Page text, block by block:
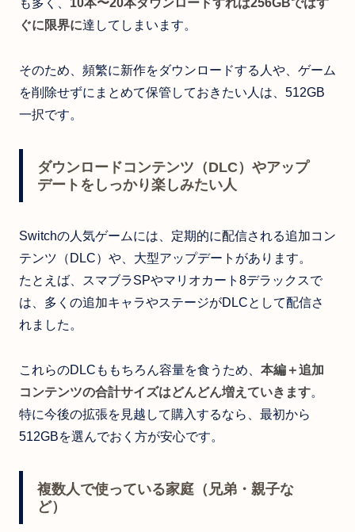
も多く、 10本〜20本ダウンロードすれば256GBではす
ぐに限界に達してしまいます。
そのため、頻繁に新作をダウンロードする人や、ゲーム
を削除せずにまとめて保管しておきたい人は、512GB
一択です。
ダウンロードコンテンツ（DLC）やアップ
デートをしっかり楽しみたい人
Switchの人気ゲームには、定期的に配信される追加コン
テンツ（DLC）や、大型アップデートがあります。
たとえば、スマブラSPやマリオカート8デラックスで
は、多くの追加キャラやステージがDLCとして配信さ
れました。
これらのDLCももちろん容量を食うため、 本編＋追加
コンテンツの合計サイズはどんどん増えていきます。
特に今後の拡張を見越して購入するなら、最初から
512GBを選んでおく方が安心です。
複数人で使っている家庭（兄弟・親子な
ど）